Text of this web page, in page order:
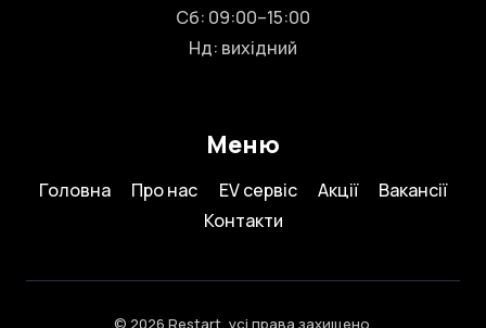
Сб: 09:00–15:00
Нд: вихідний
Меню
Головна Про нас EV сервіс Акції
Вакансії
Контакти
© 2026 Restart, усі права захищено.